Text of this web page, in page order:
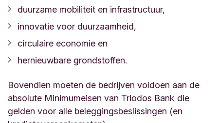
duurzame mobiliteit en infrastructuur,
innovatie voor duurzaamheid,
circulaire economie en
hernieuwbare grondstoffen.
Bovendien moeten de bedrijven voldoen aan de
absolute Minimumeisen van Triodos Bank die
gelden voor alle beleggingsbeslissingen (en